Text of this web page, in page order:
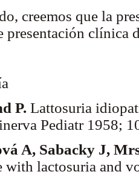
creemos que la
presentación clínica
P. Lattosuria
Pediatr 1958;
A, Sabacky J,
with lactosuria and